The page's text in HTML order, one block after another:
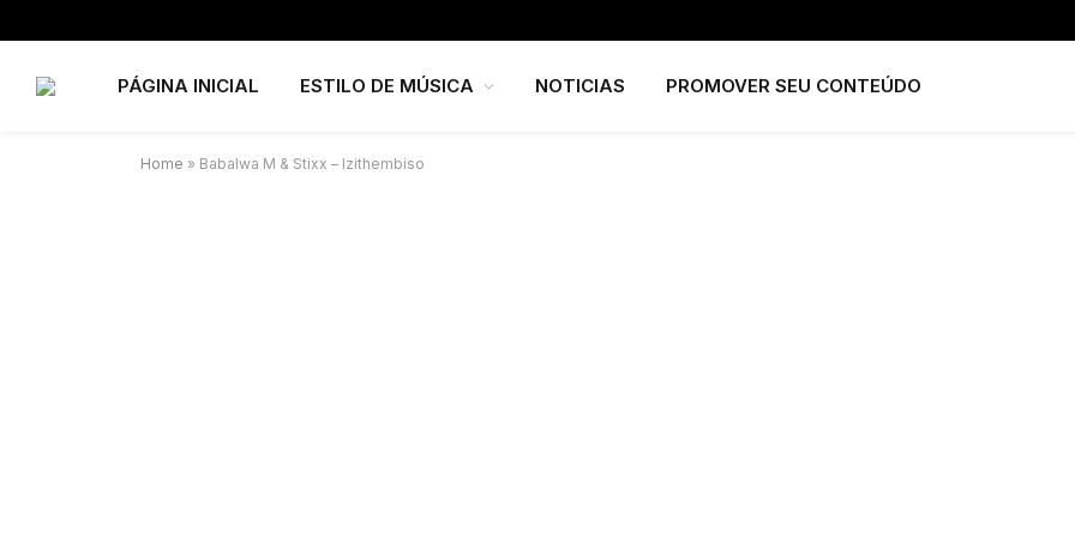
PÁGINA INICIAL ESTILO DE MÚSICA NOTICIAS PROMOVER SEU CONTEÚDO
Home » Babalwa M & Stixx – Izithembiso